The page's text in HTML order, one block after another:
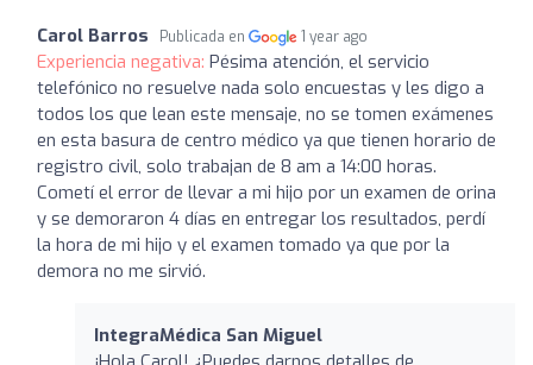
Carol Barros Publicada en 1 year ago
Experiencia negativa: Pésima atención, el servicio
telefónico no resuelve nada solo encuestas y les digo a
todos los que lean este mensaje, no se tomen exámenes
en esta basura de centro médico ya que tienen horario de
registro civil, solo trabajan de 8 am a 14:00 horas.
Cometí el error de llevar a mi hijo por un examen de orina
y se demoraron 4 días en entregar los resultados, perdí
la hora de mi hijo y el examen tomado ya que por la
demora no me sirvió.
IntegraMédica San Miguel